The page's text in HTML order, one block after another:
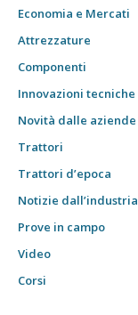
Economia e Mercati
Attrezzature
Componenti
Innovazioni tecniche
Novità dalle aziende
Trattori
Trattori d’epoca
Notizie dall’industria
Prove in campo
Video
Corsi